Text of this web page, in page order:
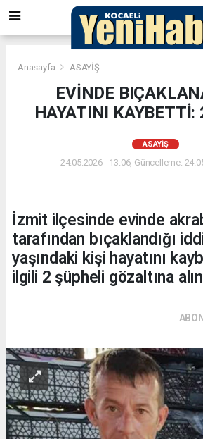
Anasayfa ASAYİŞ
EVİNDE
HAYATINI KAYBETTİ:
ASAYİŞ
24.05.2026 - 13:06, Güncelleme:
İzmit ilçesinde evinde
tarafından bıçaklandığı
yaşındaki kişi hayatını
ilgili 2 şüpheli gözaltına